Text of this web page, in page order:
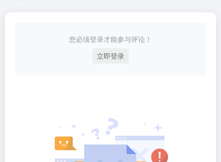
您必须登录才能参与评论！
立即登录